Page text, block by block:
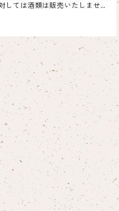
しては酒類は販売いたしませ